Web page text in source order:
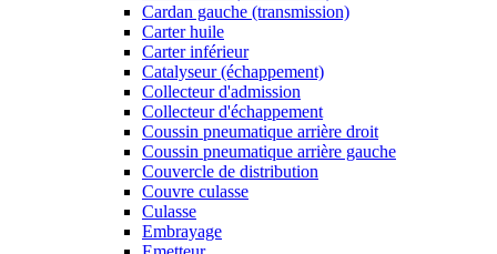
Cardan gauche (transmission)
Carter huile
Carter inférieur
Catalyseur (échappement)
Collecteur d'admission
Collecteur d'échappement
Coussin pneumatique arrière droit
Coussin pneumatique arrière gauche
Couvercle de distribution
Couvre culasse
Culasse
Embrayage